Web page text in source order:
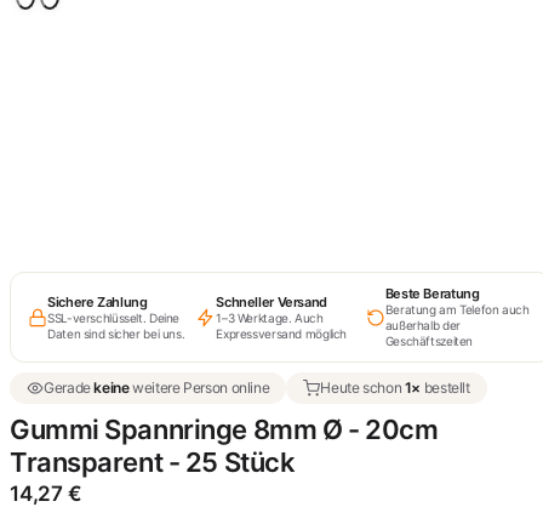
Gummi Spannringe 8mm
Ø - 25cm Transparent - 25
Gummi-Spannringe 8mm
Ø - 40cm Transparent - 25
Stück
22,48 €
Sichere Zahlung
SSL-verschlüsselt. Deine
Daten sind sicher bei uns.
Schneller Versand
1–3 Werktage. Auch
Expressversand möglich
Beste Beratung
Beratung am Telefon auch
außerhalb der
Geschäftszeiten
Geradekeineweitere Person online Heute schon 1× bestellt
Gummi Spannringe 8mm Ø - 20cm
Transparent - 25 Stück
14,27 €